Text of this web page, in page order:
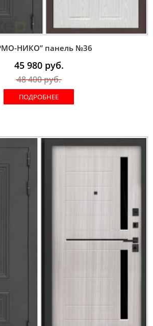
НИКО” панель №36
45 980руб.
48 400руб.
ПОДРОБНЕЕ